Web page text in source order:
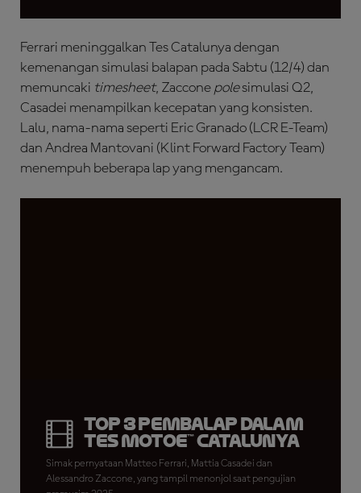
Ferrari meninggalkan Tes Catalunya dengan
kemenangan simulasi balapan pada Sabtu (12/4) dan
memuncaki timesheet, Zaccone polesimulasi Q2,
Casadei menampilkan kecepatan yang konsisten.
Lalu, nama-nama seperti Eric Granado (LCR E-Team)
dan Andrea Mantovani (Klint Forward Factory Team)
menempuh beberapa lap yang mengancam.
Top 3 Pembalap dalam
Tes MotoE™ Catalunya
Simak pernyataan Matteo Ferrari, Mattia Casadei dan
Alessandro Zaccone, yang tampil menonjol saat pengujian